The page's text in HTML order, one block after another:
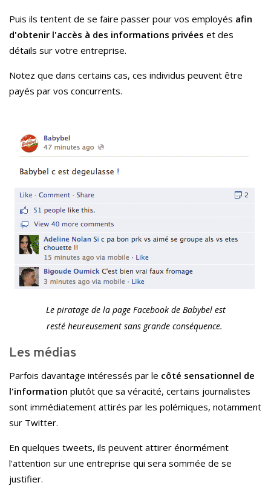
Puis ils tentent de se faire passer pour vos employés afin
d'obtenir l'accès à des informations privées et des
détails sur votre entreprise.
Notez que dans certains cas, ces individus peuvent être
payés par vos concurrents.
Le piratage de la page Facebook de Babybel est
resté heureusement sans grande conséquence.
Les médias
Parfois davantage intéressés par le côté sensationnel de
l'information plutôt que sa véracité, certains journalistes
sont immédiatement attirés par les polémiques, notamment
sur Twitter.
En quelques tweets, ils peuvent attirer énormément
l'attention sur une entreprise qui sera sommée de se
justifier.